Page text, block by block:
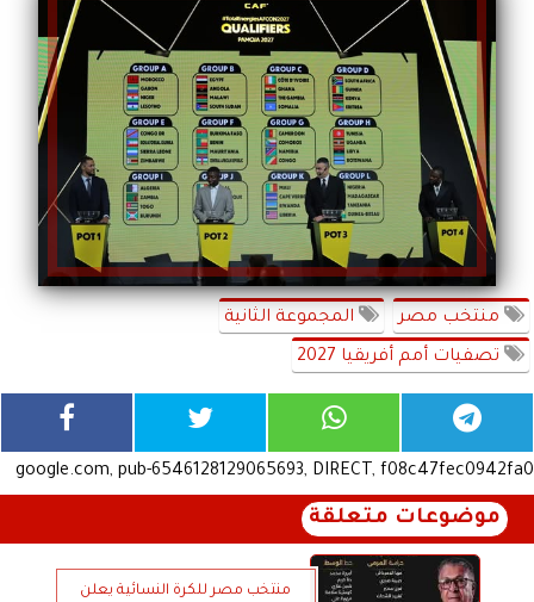
منتخب مصر المجموعة الثانية
تصفيات أمم أفريقيا 2027
google.com, pub-6546128129065693, DIRECT, f08c47fec0942fa0
موضوعات متعلقة
منتخب مصر للكرة النسائية يعلن